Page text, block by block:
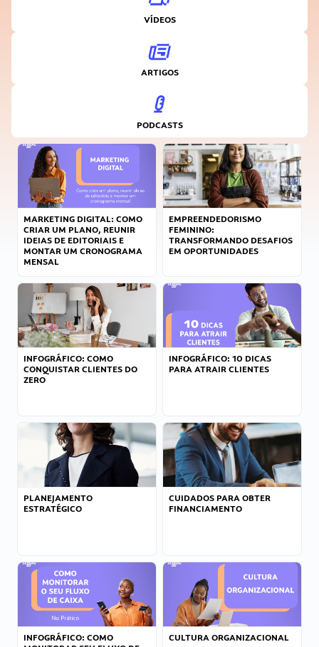
VÍDEOS
ARTIGOS
PODCASTS
MARKETING DIGITAL: COMO
CRIAR UM PLANO, REUNIR
IDEIAS DE EDITORIAIS E
MONTAR UM CRONOGRAMA
MENSAL
EMPREENDEDORISMO
FEMININO:
TRANSFORMANDO DESAFIOS
EM OPORTUNIDADES
INFOGRÁFICO: COMO
CONQUISTAR CLIENTES DO
ZERO
INFOGRÁFICO: 10 DICAS
PARA ATRAIR CLIENTES
PLANEJAMENTO
ESTRATÉGICO
CUIDADOS PARA OBTER
FINANCIAMENTO
INFOGRÁFICO: COMO
CULTURA ORGANIZACIONAL